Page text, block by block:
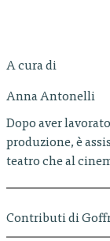
A cura di
Anna Antonelli
Dopo aver
produzione, è
teatro che al
Contributi di